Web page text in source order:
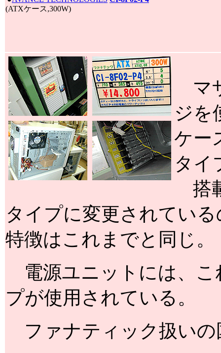
(ATXケース,300W)
マ
ジを
ケー
タイ
搭
タイプに変更されてい
特徴はこれまでと同じ。
電源ユニットには、こ
プが使用されている。
ファナティック扱いの